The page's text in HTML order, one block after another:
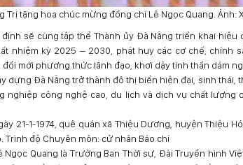
tặng hoa chúc mừng đồng chí Lê Ngọc Quang. Ảnh:
sẽ cùng tập thể Thành ủy Đà Nẵng triển khai hiệu
nhiệm kỳ 2025 – 2030, phát huy các cơ chế, chính
mới phương thức lãnh đạo, khơi dậy tinh thần dám
dựng Đà Nẵng trở thành đô thị biển hiện đại, sinh thái,
nghiệp công nghệ cao, du lịch và dịch vụ chất lượng
21-1-1974, quê quán xã Thiệu Dương, huyện Thiệu
Trình độ Chuyên môn: cử nhân Báo chí
Quang là Trưởng Ban Thời sự, Đài Truyền hình Việt